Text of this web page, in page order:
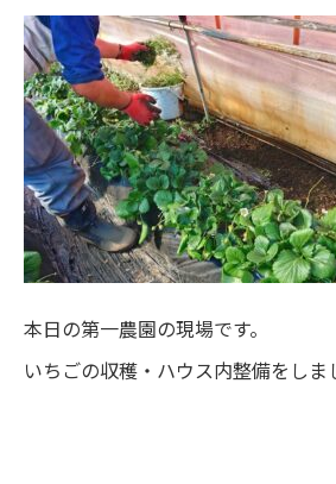
本日の第一農園の現場です。
いちごの収穫・ハウス内整備をしま